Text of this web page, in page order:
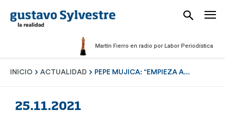
Martín Fierro en radio por Labor Periodística
INICIO ACTUALIDAD PEPE MUJICA: “EMPIEZA A...
25.11.2021